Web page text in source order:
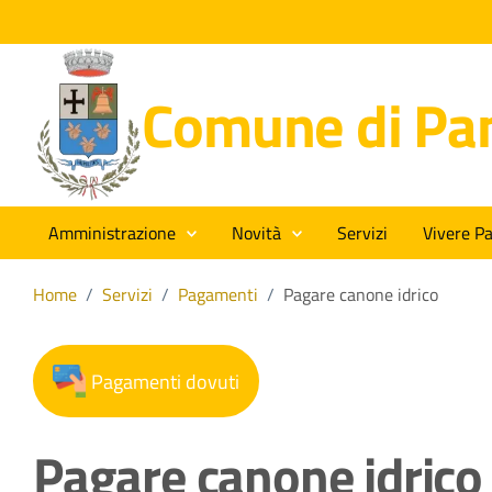
Comune di
Amministrazione Novità Servizi Vivere
Home / Servizi / Pagamenti / Pagare canone idrico
Pagamenti dovuti